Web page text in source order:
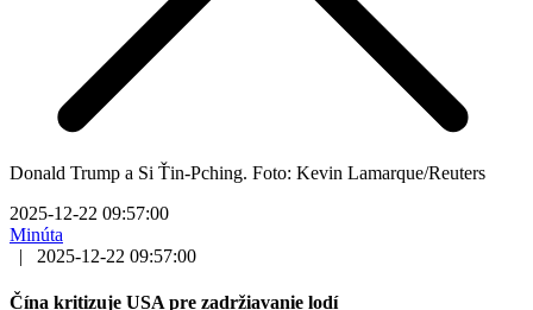
Donald Trump a Si Ťin-Pching. Foto: Kevin Lamarque/Reuters
2025-12-22 09:57:00
Minúta
|
2025-12-22 09:57:00
Čína kritizuje USA pre zadržiavanie lodí